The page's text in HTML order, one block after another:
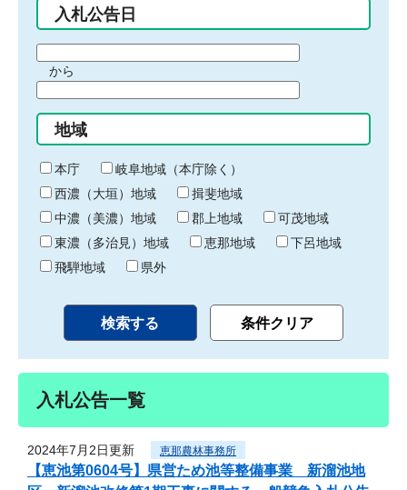
入札公告日
間
始
り
から
間
終
わ
り
地域
本庁
岐阜地域（本庁除く）
西濃（大垣）地域
揖斐地域
中濃（美濃）地域
郡上地域
可茂地域
東濃（多治見）地域
恵那地域
下呂地域
飛騨地域
県外
入札公告一覧
2024年7月2日更新 恵那農林事務所
【恵池第0604号】県営ため池等整備事業 新溜池地